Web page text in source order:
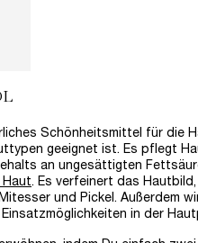
Schönheitsmittel für die
geeignet ist. Es pflegt
an ungesättigten
Haut. Es verfeinert das
und Pickel. Außerdem
Einsatzmöglichkeiten in der